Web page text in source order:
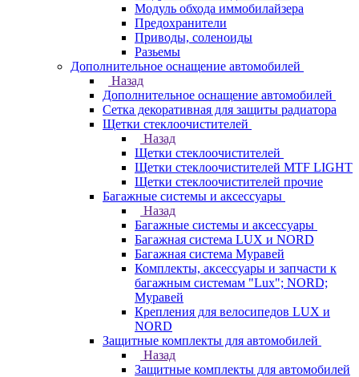
Модуль обхода иммобилайзера
Предохранители
Приводы, соленоиды
Разьемы
Дополнительное оснащение автомобилей
Назад
Дополнительное оснащение автомобилей
Сетка декоративная для защиты радиатора
Щетки стеклоочистителей
Назад
Щетки стеклоочистителей
Щетки стеклоочистителей MTF LIGHT
Щетки стеклоочистителей прочие
Багажные системы и аксессуары
Назад
Багажные системы и аксессуары
Багажная система LUX и NORD
Багажная система Муравей
Комплекты, аксессуары и запчасти к
багажным системам "Lux"; NORD;
Муравей
Крепления для велосипедов LUX и
NORD
Защитные комплекты для автомобилей
Назад
Защитные комплекты для автомобилей